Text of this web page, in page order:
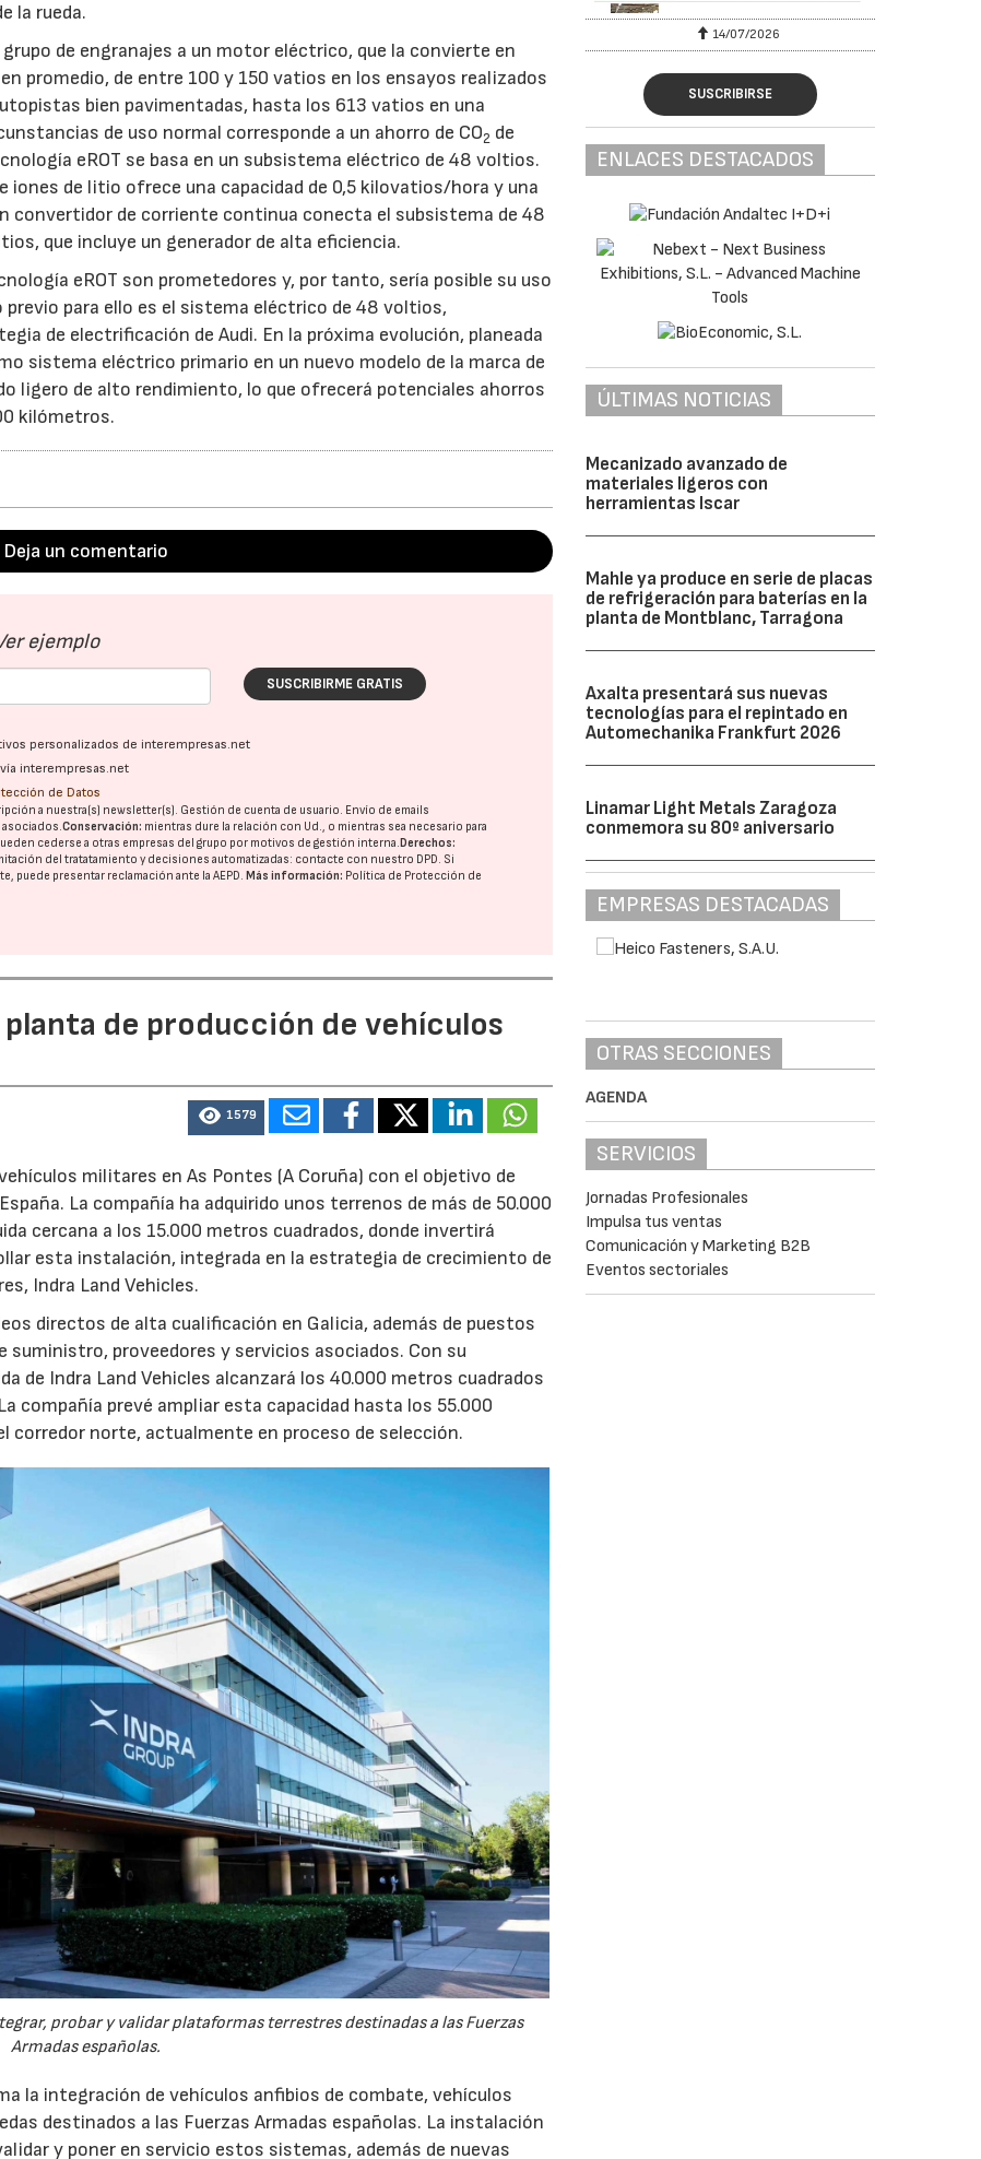
la rueda.
de engranajes a un motor eléctrico, que la convierte en
promedio, de entre 100 y 150 vatios en los ensayos realizados
bien pavimentadas, hasta los 613 vatios en una
de uso normal corresponde a un ahorro de CO2 de
eROT se basa en un subsistema eléctrico de 48 voltios.
iones de litio ofrece una capacidad de 0,5 kilovatios/hora y una
convertidor de corriente continua conecta el subsistema de 48
que incluye un generador de alta eficiencia.
eROT son prometedores y, por tanto, sería posible su uso
para ello es el sistema eléctrico de 48 voltios,
de electrificación de Audi. En la próxima evolución, planeada
sistema eléctrico primario en un nuevo modelo de la marca de
ligero de alto rendimiento, lo que ofrecerá potenciales ahorros
kilómetros.
Deja un comentario
ejemplo
SUSCRIBIRME GRATIS
personalizados de interempresas.net
interempresas.net
de Datos
a nuestra(s) newsletter(s). Gestión de cuenta de usuario. Envío de emails
asociados.Conservación: mientras dure la relación con Ud., o mientras sea necesario para
cederse a otras empresas del grupo por motivos de gestión interna. Derechos:
del tratatamiento y decisiones automatizadas: contacte con nuestro DPD. Si
puede presentar reclamación ante laAEPD. Más información: Política de Protección de
de producción de vehículos
1579
militares en As Pontes (A Coruña) con el objetivo de
La compañía ha adquirido unos terrenos de más de 50.000
cercana a los 15.000 metros cuadrados, donde invertirá
esta instalación, integrada en la estrategia de crecimiento de
Indra Land Vehicles.
directos de alta cualificación en Galicia, además de puestos
suministro, proveedores y servicios asociados. Con su
de Indra Land Vehicles alcanzará los 40.000 metros cuadrados
compañía prevé ampliar esta capacidad hasta los 55.000
corredor norte, actualmente en proceso de selección.
probar y validar plataformas terrestres destinadas a las Fuerzas
Armadas españolas.
la integración de vehículos anfibios de combate, vehículos
destinados a las Fuerzas Armadas españolas. La instalación
y poner en servicio estos sistemas, además de nuevas
14/07/2026
SUSCRIBIRSE
ENLACES DESTACADOS
ÚLTIMAS NOTICIAS
Mecanizado avanzado de
materiales ligeros con
herramientas Iscar
Mahle ya produce en serie de placas
de refrigeración para baterías en la
planta de Montblanc, Tarragona
Axalta presentará sus nuevas
tecnologías para el repintado en
Automechanika Frankfurt 2026
Linamar Light Metals Zaragoza
conmemora su 80º aniversario
EMPRESAS DESTACADAS
OTRAS SECCIONES
AGENDA
SERVICIOS
Jornadas Profesionales
Impulsa tus ventas
Comunicación y Marketing B2B
Eventos sectoriales